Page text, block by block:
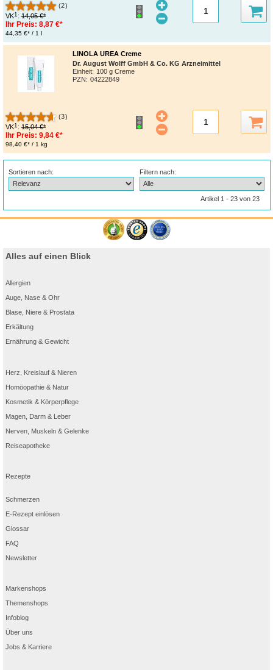
(2)
VK1 : 14,05 €*
Ihr Preis: 8,87 €*
44,35 €* / 1 l
LINOLA UREA Creme
Dr. August Wolff GmbH & Co. KG Arzneimittel
Einheit: 100 g Creme
PZN: 04222849
(3)
VK1 : 15,04 €*
Ihr Preis: 9,84 €*
98,40 €* / 1 kg
Sortieren nach: Filtern nach:
Artikel 1 - 23 von 23
Alles auf einen Blick
Allergien
Auge, Nase & Ohr
Blase, Niere & Prostata
Erkältung
Ernährung & Gewicht
Herz, Kreislauf & Nieren
Homöopathie & Natur
Kosmetik & Körperpflege
Magen, Darm & Leber
Nerven, Muskeln & Gelenke
Reiseapotheke
Rezepte
Schmerzen
E-Rezept einlösen
Glossar
FAQ
Newsletter
Markenshops
Themenshops
Infoblog
Über uns
Jobs & Karriere